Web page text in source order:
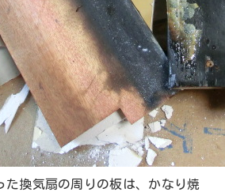
た換気扇の周りの板は、かなり焼